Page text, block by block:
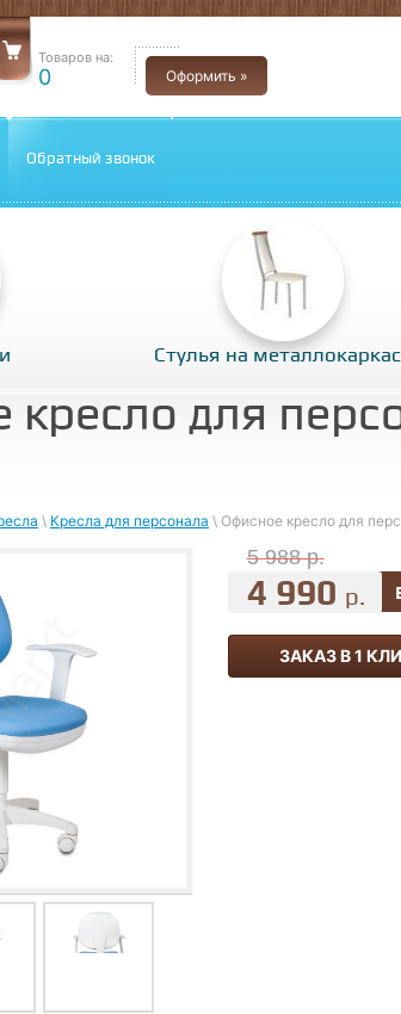
Оформить »
Товаров на:
0
Обратный звонок
Стулья на
для
\ Кресла для персонала \ Офисное кресло для
5 988 р.
4 990 р.
ЗАКАЗ В 1